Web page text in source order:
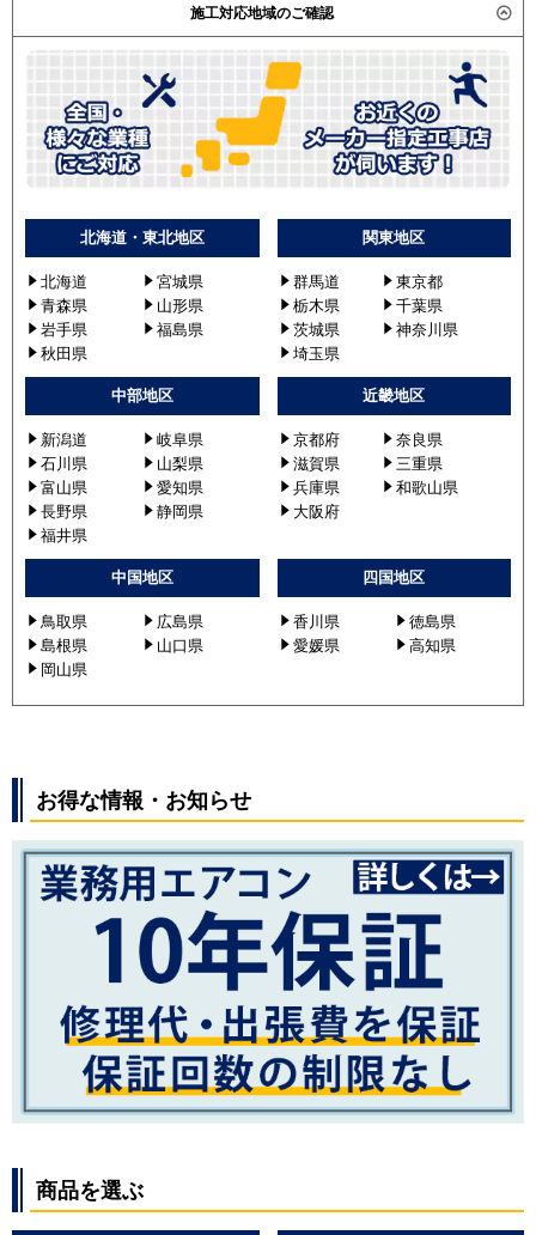
施工対応地域のご確認
北海道・東北地区
北海道
宮城県
青森県
山形県
岩手県
福島県
秋田県
関東地区
群馬道
東京都
栃木県
千葉県
茨城県
神奈川県
埼玉県
中部地区
新潟道
岐阜県
石川県
山梨県
富山県
愛知県
長野県
静岡県
福井県
近畿地区
京都府
奈良県
滋賀県
三重県
兵庫県
和歌山県
大阪府
中国地区
鳥取県
広島県
島根県
山口県
岡山県
四国地区
香川県
徳島県
愛媛県
高知県
お得な情報・お知らせ
商品を選ぶ